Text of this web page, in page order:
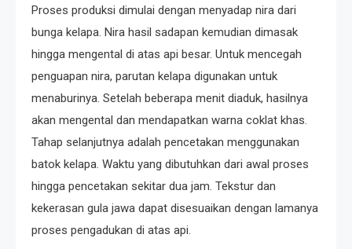
Proses produksi dimulai dengan menyadap nira dari
bunga kelapa. Nira hasil sadapan kemudian dimasak
hingga mengental di atas api besar. Untuk mencegah
penguapan nira, parutan kelapa digunakan untuk
menaburinya. Setelah beberapa menit diaduk, hasilnya
akan mengental dan mendapatkan warna coklat khas.
Tahap selanjutnya adalah pencetakan menggunakan
batok kelapa. Waktu yang dibutuhkan dari awal proses
hingga pencetakan sekitar dua jam. Tekstur dan
kekerasan gula jawa dapat disesuaikan dengan lamanya
proses pengadukan di atas api.